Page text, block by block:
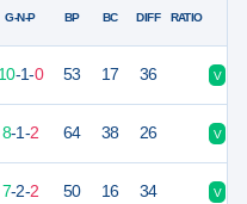
G-N-P BP BC DIFF RATIO
10-1-0 53 17 36 V
8-1-2 64 38 26 V
7-2-2 50 16 34 V